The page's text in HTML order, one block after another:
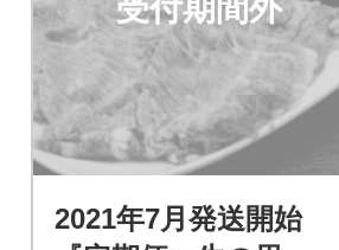
受付期間外
2021年7月発送開始